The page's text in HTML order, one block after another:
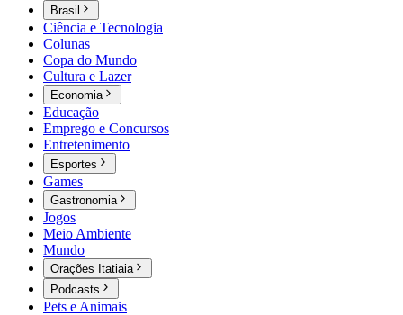
Brasil
Ciência e Tecnologia
Colunas
Copa do Mundo
Cultura e Lazer
Economia
Educação
Emprego e Concursos
Entretenimento
Esportes
Games
Gastronomia
Jogos
Meio Ambiente
Mundo
Orações Itatiaia
Podcasts
Pets e Animais